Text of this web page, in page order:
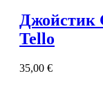
Джойстик
Tello
35,00 €